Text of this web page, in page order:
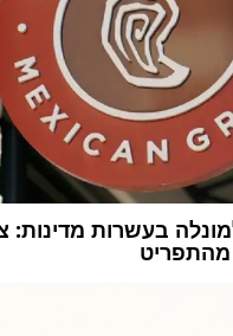
בעשרות מדינות:
מהתפריט